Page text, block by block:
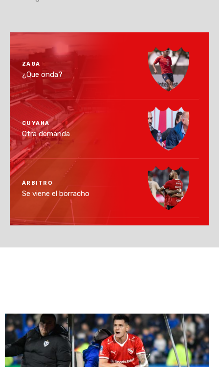
ZAGA
¿Que onda?
CUYANA
Otra demanda
ÁRBITRO
Se viene el borracho